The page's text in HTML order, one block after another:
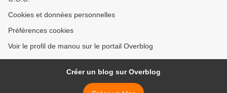
Cookies et données personnelles
Préférences cookies
Voir le profil de manou sur le portail Overblog
Créer un blog sur Overblog